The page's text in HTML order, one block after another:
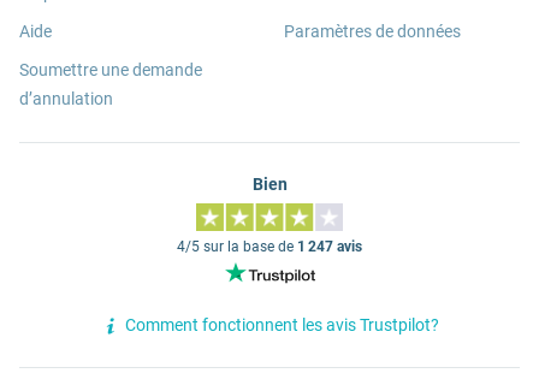
Aide
Soumettre une demande
d’annulation
Paramètres de données
Bien
4/5 sur la base de 1 247 avis
Comment fonctionnent les avis Trustpilot?